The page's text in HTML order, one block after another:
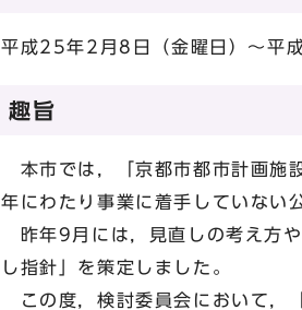
平成25年2月8日（金曜日）～平
趣旨
本市では，「京都市都市計画施
年にわたり事業に着手していない
昨年9月には，見直しの考え方
し指針」を策定しました。
この度，検討委員会において，